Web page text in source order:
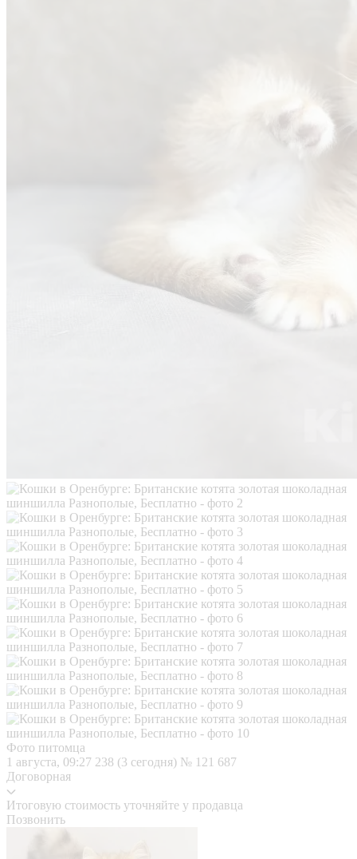
Фото питомца
1 августа, 09:27 238 (3 сегодня) № 121 687
Договорная
Итоговую стоимость уточняйте у продавца
Позвонить